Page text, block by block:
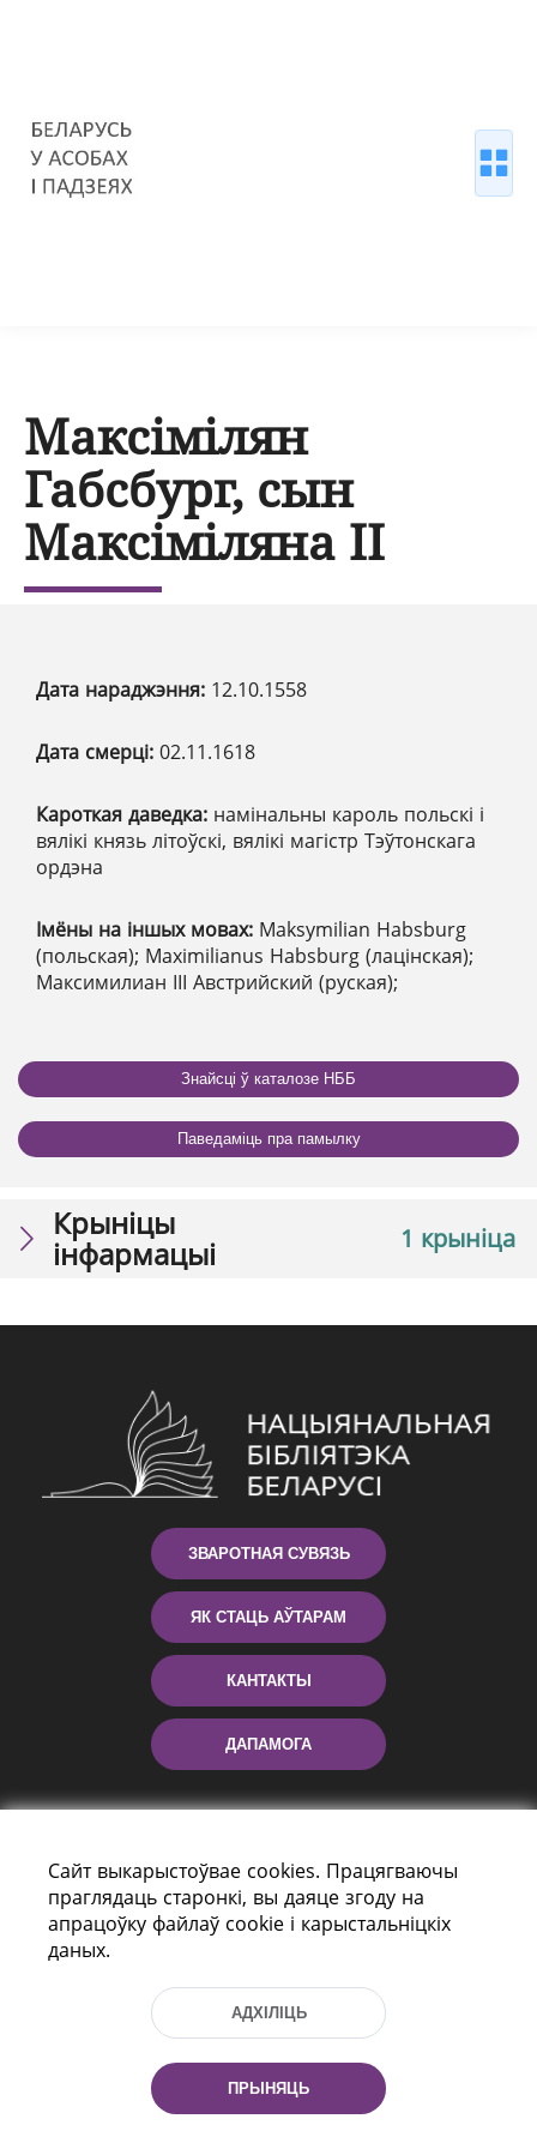
Максімілян
Габсбург, сын
Максіміляна ІІ
Дата нараджэння: 12.10.1558
Дата смерці: 02.11.1618
Кароткая даведка: намінальны кароль польскі і
вялікі князь літоўскі, вялікі магістр Тэўтонскага
ордэна
Імёны на іншых мовах: Maksymilian Habsburg
(польская); Maximilianus Habsburg (лацінская);
Максимилиан III Австрийский (руская);
Знайсці ў каталозе НББ
Паведаміць пра памылку
1 крыніца
Крыніцы
інфармацыі
ЗВАРОТНАЯ СУВЯЗЬ
ЯК СТАЦЬ АЎТАРАМ
КАНТАКТЫ
ДАПАМОГА
г. Мiнск, Рэспубліка Беларусь, 220114
Тэл.: (+375 17) 368 37 37, Факс: (+375 17)
Эл. пошта: inbox@nlb.by
Сайт выкарыстоўвае cookies. Працягваючы
праглядаць старонкі, вы даяце згоду на
апрацоўку файлаў cookie і карыстальніцкіх
даных.
АДХІЛІЦЬ
ПРЫНЯЦЬ